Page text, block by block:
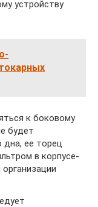
устройству
к боковому
будет
дна, ее торец
в корпусе-